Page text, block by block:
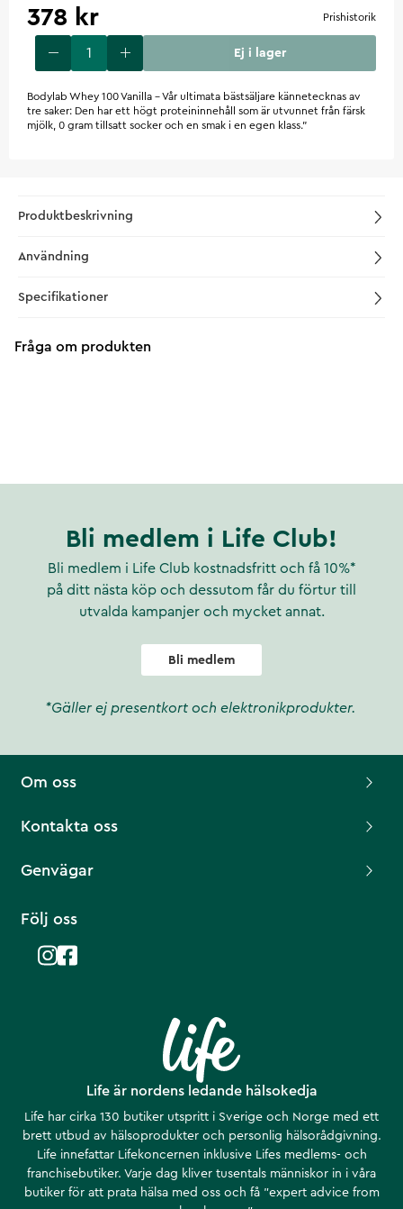
378 kr Prishistorik
Ej i lager
Bodylab Whey 100 Vanilla - Vår ultimata bästsäljare kännetecknas av
tre saker: Den har ett högt proteininnehåll som är utvunnet från färsk
mjölk, 0 gram tillsatt socker och en smak i en egen klass."
Produktbeskrivning
Användning
Specifikationer
Fråga om produkten
Bli medlem i Life Club!
Bli medlem i Life Club kostnadsfritt och få 10%*
på ditt nästa köp och dessutom får du förtur till
utvalda kampanjer och mycket annat.
Bli medlem
*Gäller ej presentkort och elektronikprodukter.
Life är nordens ledande hälsokedja
Life har cirka 130 butiker utspritt i Sverige och Norge med ett
brett utbud av hälsoprodukter och personlig hälsorådgivning.
Life innefattar Lifekoncernen inklusive Lifes medlems- och
franchisebutiker. Varje dag kliver tusentals människor in i våra
butiker för att prata hälsa med oss och få ”expert advice from
Om oss
Kontakta oss
Genvägar
Följ oss